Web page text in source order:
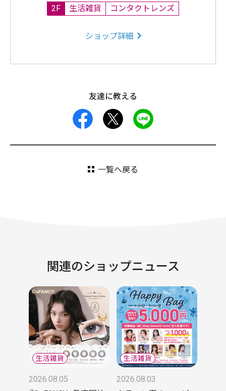
2F 生活雑貨 コンタクトレンズ
ショップ詳細
友達に教える
facebook
一覧へ戻る
関連のショップニュース
2026.08.05
2026.08.03